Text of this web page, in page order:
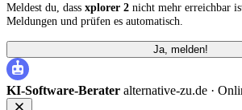
Meldest du, dass xplorer 2 nicht mehr erreichbar
Meldungen und prüfen es automatisch.
Ja, melden!
KI-Software-Berater alternative-zu.de ·